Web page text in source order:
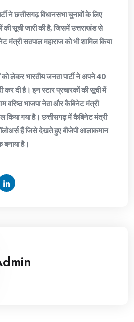
ने छत्तीसगढ़ विधानसभा चुनावों के लिए
की सूची जारी की है, जिसमें उत्तराखंड से
मंत्री सतपाल महाराज को भी शामिल किया
को लेकर भारतीय जनता पार्टी ने अपने 40
कर दी है। इन स्टार प्रचारकों की सूची में
वरिष्ठ भाजपा नेता और कैबिनेट मंत्री
किया गया है। छत्तीसगढ़ में कैबिनेट मंत्री
हैं जिसे देखते हुए बीजेपी आलाकमान
बनाया है।